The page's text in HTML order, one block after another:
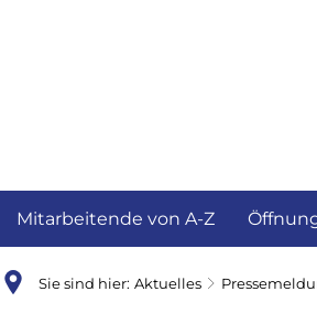
Mitarbeitende von A-Z
Sie sind hier: Aktuelles